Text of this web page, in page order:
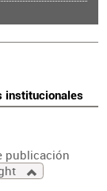
institucionales
publicación